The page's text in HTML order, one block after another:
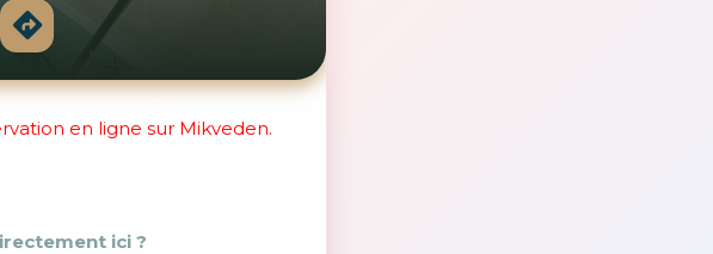
en ligne sur Mikveden.
ici ?